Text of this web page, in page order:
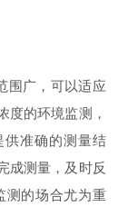
围广，可以适应
度的环境监测，
供准确的测量结
成测量，及时反
测的场合尤为重